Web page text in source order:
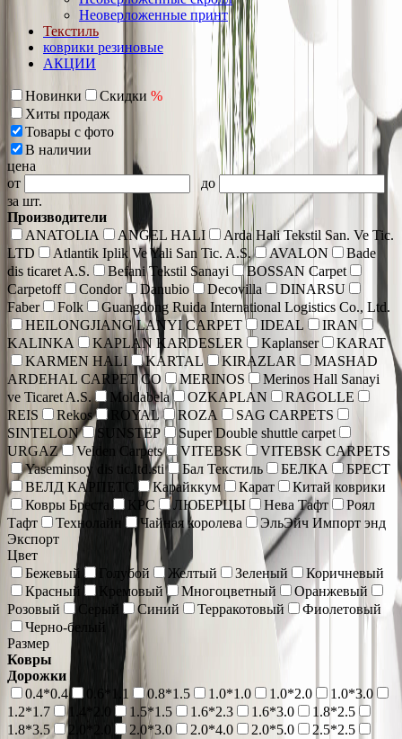
Неоверложенные принт
Текстиль
коврики резиновые
АКЦИИ
Новинки Скидки %
Хиты продаж
Товары с фото
В наличии
цена
от
до
за шт.
Производители
ANATOLIA
ANGEL HALI
Arda Hali Tekstil San. Ve Tic.
LTD
Atlantik Iplik Ve Yali San Tic. A.S. AVALON
Bade
dis ticaret A.S.
Befani Tekstil Sanayi
BOSSAN Carpet
Carpetoff
Condor Danubio Decovilla
DINARSU
Faber
Folk
Guangdong Ruida International Logistics Co., Ltd.
HEILONGJIANG LANYI CARPET
IDEAL
IRAN
KALINKA
KAPLAN KARDESLER Kaplanser
KARAT
KARMEN HALI
KARTAL KIRAZLAR
MASHAD
ARDEHAL CARPET CO
MERINOS
Merinos Hall Sanayi
ve Ticaret A.S.
Moldabela OZKAPLAN
RAGOLLE
REIS
Rekos ROYAL ROZA
SAG CARPETS
SINTELON
SUNSTEP
Super Double shuttle carpet
URGAZ
Velden Carpets VITEBSK
VITEBSK CARPETS
Yaseminsoy dis tic.ltd.sti
Бал Текстиль БЕЛКА
БРЕСТ
ВЕЛД КАРПЕТС
Карайккум Карат
Китай коврики
Ковры Бреста
КРС ЛЮБЕРЦЫ Нева Тафт
Роял
Тафт
Технолайн Чайная королева
ЭльЭйч Импорт энд
Экспорт
Цвет
Бежевый
Голубой Желтый Зеленый
Коричневый
Красный
Кремовый Многоцветный
Оранжевый
Розовый
Серый Синий Терракотовый
Фиолетовый
Черно-белый
Размер
Ковры
Дорожки
0.4*0.4
0.6*1.1 0.8*1.5 1.0*1.0 1.0*2.0
1.0*3.0
1.2*1.7
1.4*2.0 1.5*1.5 1.6*2.3 1.6*3.0
1.8*2.5
1.8*3.5
2.0*2.0 2.0*3.0 2.0*4.0 2.0*5.0
2.5*2.5